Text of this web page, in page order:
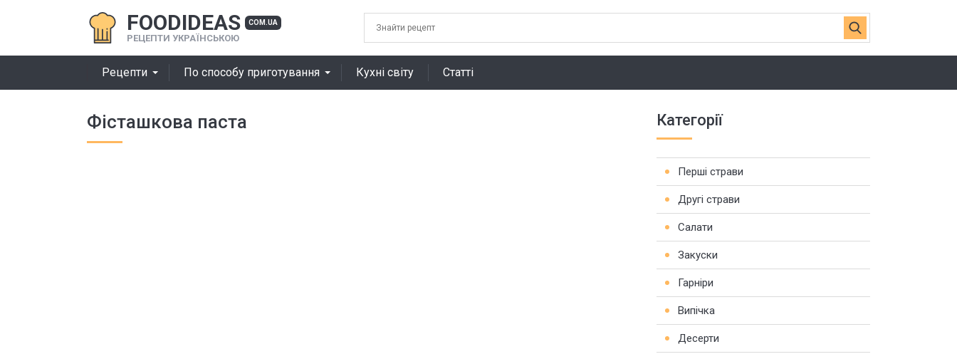
FOODIDEAS COM.UA
РЕЦЕПТИ УКРАЇНСЬКОЮ
Рецепти По способу приготування Кухні світу Статті
Фісташкова паста Категорії
Перші страви
Другі страви
Салати
Закуски
Гарніри
Випічка
Десерти